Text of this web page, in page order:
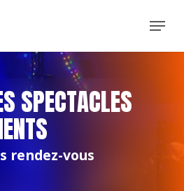
Menu
SPECTACLES
rendez-vous